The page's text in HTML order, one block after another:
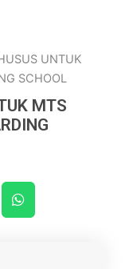
UNTUK
SCHOOL
MTS